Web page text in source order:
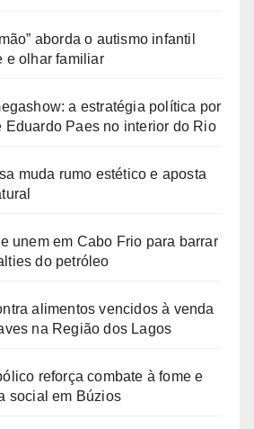
aborda o autismo infantil
e olhar familiar
a estratégia política por
Eduardo Paes no interior do Rio
muda rumo estético e aposta
unem em Cabo Frio para barrar
do petróleo
alimentos vencidos à venda
na Região dos Lagos
reforça combate à fome e
social em Búzios